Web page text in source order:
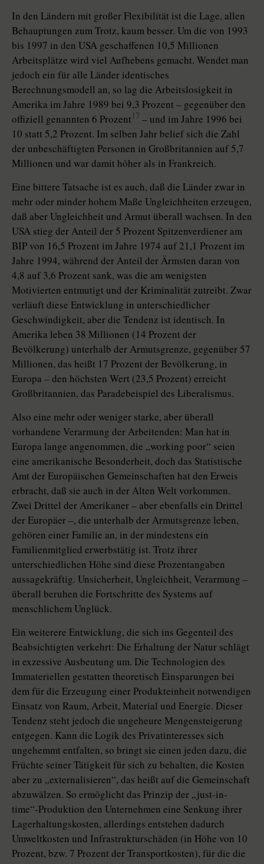
In den Ländern mit großer Flexibilität ist die Lage, allen
Behauptungen zum Trotz, kaum besser. Um die von 1993
bis 1997 in den USA geschaffenen 10,5 Millionen
Arbeitsplätze wird viel Aufhebens gemacht. Wendet man
jedoch ein für alle Länder identisches
Berechnungsmodell an, so lag die Arbeitslosigkeit in
Amerika im Jahre 1989 bei 9,3 Prozent – gegenüber den
offiziell genannten 6 Prozent 17 – und im Jahre 1996 bei
10 statt 5,2 Prozent. Im selben Jahr belief sich die Zahl
der unbeschäftigten Personen in Großbritannien auf 5,7
Millionen und war damit höher als in Frankreich.
Eine bittere Tatsache ist es auch, daß die Länder zwar in
mehr oder minder hohem Maße Ungleichheiten erzeugen,
daß aber Ungleichheit und Armut überall wachsen. In den
USA stieg der Anteil der 5 Prozent Spitzenverdiener am
BIP von 16,5 Prozent im Jahre 1974 auf 21,1 Prozent im
Jahre 1994, während der Anteil der Ärmsten daran von
4,8 auf 3,6 Prozent sank, was die am wenigsten
Motivierten entmutigt und der Kriminalität zutreibt. Zwar
verläuft diese Entwicklung in unterschiedlicher
Geschwindigkeit, aber die Tendenz ist identisch. In
Amerika leben 38 Millionen (14 Prozent der
Bevölkerung) unterhalb der Armutsgrenze, gegenüber 57
Millionen, das heißt 17 Prozent der Bevölkerung, in
Europa – den höchsten Wert (23,5 Prozent) erreicht
Großbritannien, das Paradebeispiel des Liberalismus.
Also eine mehr oder weniger starke, aber überall
vorhandene Verarmung der Arbeitenden: Man hat in
Europa lange angenommen, die „working poor“ seien
eine amerikanische Besonderheit, doch das Statistische
Amt der Europäischen Gemeinschaften hat den Erweis
erbracht, daß sie auch in der Alten Welt vorkommen.
Zwei Drittel der Amerikaner – aber ebenfalls ein Drittel
der Europäer –, die unterhalb der Armutsgrenze leben,
gehören einer Familie an, in der mindestens ein
Familienmitglied erwerbstätig ist. Trotz ihrer
unterschiedlichen Höhe sind diese Prozentangaben
aussagekräftig. Unsicherheit, Ungleichheit, Verarmung –
überall beruhen die Fortschritte des Systems auf
menschlichem Unglück.
Ein weiterere Entwicklung, die sich ins Gegenteil des
Beabsichtigten verkehrt: Die Erhaltung der Natur schlägt
in exzessive Ausbeutung um. Die Technologien des
Immateriellen gestatten theoretisch Einsparungen bei
dem für die Erzeugung einer Produkteinheit notwendigen
Einsatz von Raum, Arbeit, Material und Energie. Dieser
Tendenz steht jedoch die ungeheure Mengensteigerung
entgegen. Kann die Logik des Privatinteresses sich
ungehemmt entfalten, so bringt sie einen jeden dazu, die
Früchte seiner Tätigkeit für sich zu behalten, die Kosten
aber zu „externalisieren“, das heißt auf die Gemeinschaft
abzuwälzen. So ermöglicht das Prinzip der „just-in-
time“-Produktion den Unternehmen eine Senkung ihrer
Lagerhaltungskosten, allerdings entstehen dadurch
Umweltkosten und Infrastrukturschäden (in Höhe von 10
Prozent, bzw. 7 Prozent der Transportkosten), für die die